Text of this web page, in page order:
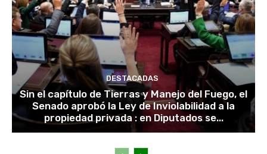
DESTACADAS
Sin el capítulo de Tierras y Manejo del Fuego, el
Senado aprobó la Ley de Inviolabilidad a la
propiedad privada : en Diputados se...